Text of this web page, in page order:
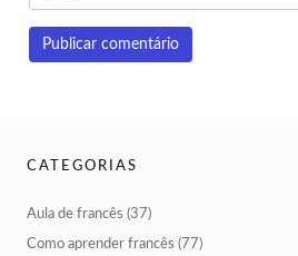
CATEGORIAS
Aula de francês (37)
Como aprender francês (77)